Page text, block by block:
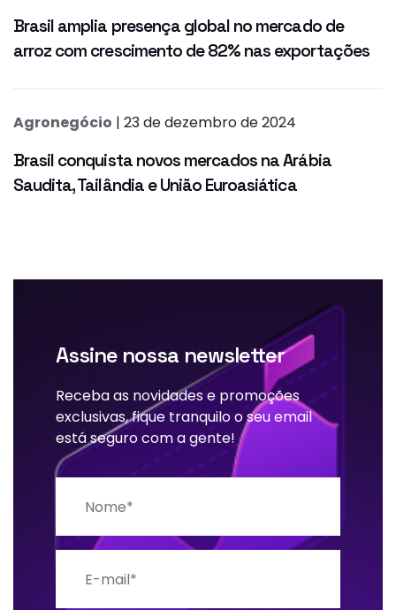
Brasil amplia presença global no mercado de
arroz com crescimento de 82% nas exportações
Agronegócio | 23 de dezembro de 2024
Brasil conquista novos mercados na Arábia
Saudita, Tailândia e União Euroasiática
Assine nossa newsletter
Receba as novidades e promoções
exclusivas, fique tranquilo o seu email
está seguro com a gente!